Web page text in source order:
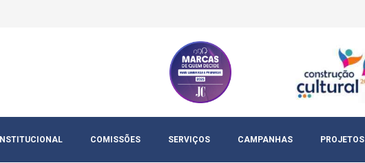
INSTITUCIONAL COMISSÕES SERVIÇOS CAMPANHAS PROJETOS